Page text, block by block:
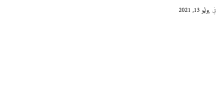
في يوليو 13, 2021